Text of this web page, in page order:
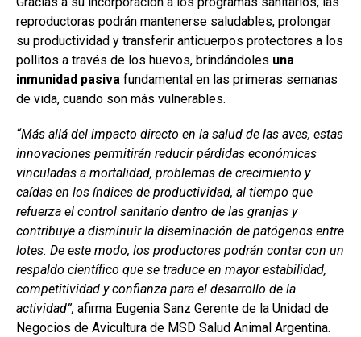
reproductoras podrán mantenerse saludables, prolongar
su productividad y transferir anticuerpos protectores a los
pollitos a través de los huevos, brindándoles una
inmunidad pasiva fundamental en las primeras semanas
de vida, cuando son más vulnerables.
“Más allá del impacto directo en la salud de las aves, estas
innovaciones permitirán reducir pérdidas económicas
vinculadas a mortalidad, problemas de crecimiento y
caídas en los índices de productividad, al tiempo que
refuerza el control sanitario dentro de las granjas y
contribuye a disminuir la diseminación de patógenos entre
lotes. De este modo, los productores podrán contar con un
respaldo científico que se traduce en mayor estabilidad,
competitividad y confianza para el desarrollo de la
actividad”, afirma Eugenia Sanz Gerente de la Unidad de
Negocios de Avicultura de MSD Salud Animal Argentina.